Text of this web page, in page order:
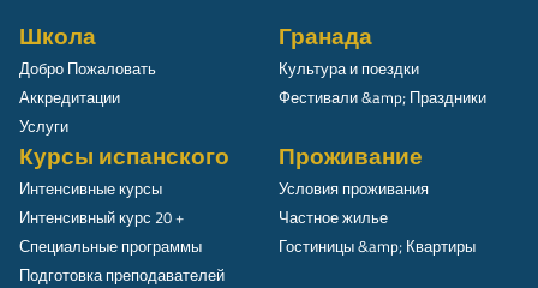
Школа
Добро Пожаловать
Аккредитации
Услуги
Гранада
Культура и поездки
Фестивали &amp; Праздники
Курсы испанского
Интенсивные курсы
Интенсивный курс 20 +
Специальные программы
Подготовка преподавателей
Проживание
Условия проживания
Частное жилье
Гостиницы &amp; Квартиры